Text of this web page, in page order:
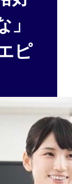
」
ピ